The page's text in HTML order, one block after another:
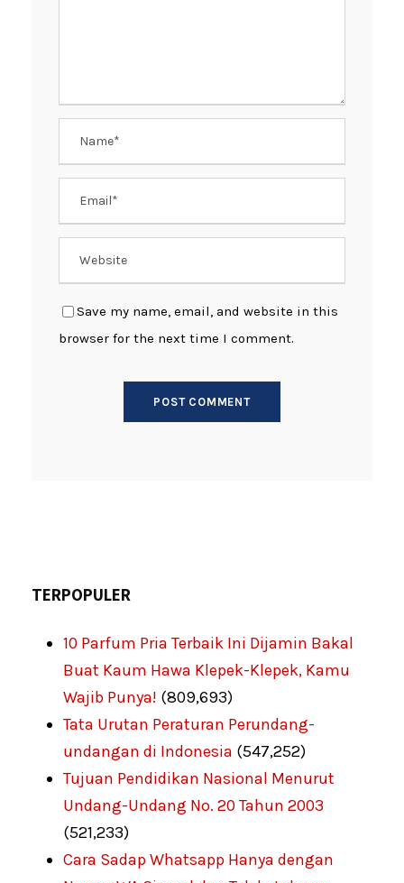
Save my name, email, and website in this
browser for the next time I comment.
TERPOPULER
10 Parfum Pria Terbaik Ini Dijamin Bakal
Buat Kaum Hawa Klepek-Klepek, Kamu
Wajib Punya! (809,693)
Tata Urutan Peraturan Perundang-
undangan di Indonesia (547,252)
Tujuan Pendidikan Nasional Menurut
Undang-Undang No. 20 Tahun 2003
(521,233)
Cara Sadap Whatsapp Hanya dengan